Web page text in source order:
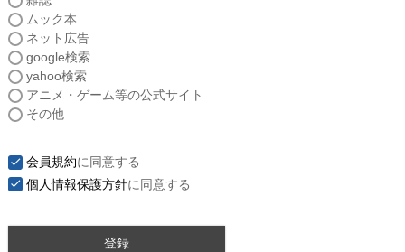
ムック本
ネット広告
google検索
yahoo検索
アニメ・ゲーム等の公式サイト
その他
会員規約に同意する
個人情報保護方針に同意する
登録